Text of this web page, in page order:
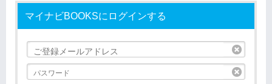
マイナビBOOKSにログインする